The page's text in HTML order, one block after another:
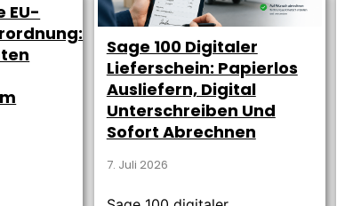
EU-
Sage 100 Digitaler
Lieferschein: Papierlos
Ausliefern, Digital
Unterschreiben Und
Sofort Abrechnen
7. Juli 2026